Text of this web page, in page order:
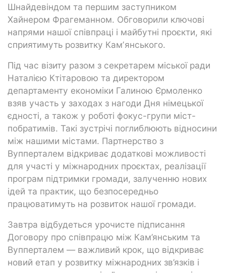
Шнайдевіндом та першим заступником
Хайнером Фрагеманном. Обговорили ключові
напрями нашої співпраці і майбутні проєкти, які
сприятимуть розвитку Камʼянського.
Під час візиту разом з секретарем міської ради
Наталією Ктітаровою та директором
департаменту економіки Галиною Єрмоленко
взяв участь у заходах з нагоди Дня німецької
єдності, а також у роботі фокус-групи міст-
побратимів. Такі зустрічі поглиблюють відносини
між нашими містами. Партнерство з
Вупперталем відкриває додаткові можливості
для участі у міжнародних проєктах, реалізації
програм підтримки громади, залученню нових
ідей та практик, що безпосередньо
працюватимуть на розвиток нашої громади.
Завтра відбудеться урочисте підписання
Договору про співпрацю між Кам’янським та
Вупперталем — важливий крок, що відкриває
новий етап у розвитку міжнародних зв’язків і